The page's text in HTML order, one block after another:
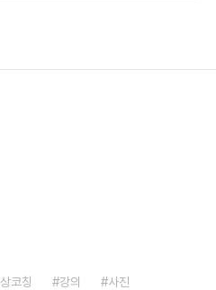
코칭 강의
사진